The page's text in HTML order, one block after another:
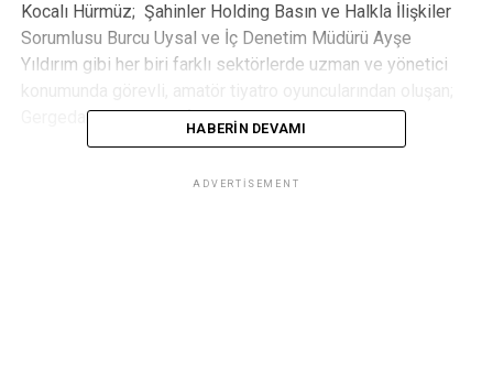
Kocalı Hürmüz; Şahinler Holding Basın ve Halkla İlişkiler
Sorumlusu Burcu Uysal ve İç Denetim Müdürü Ayşe
Yıldırım gibi her biri farklı sektörlerde uzman ve yönetici
Gergedan Tiyatro tarafından sergilendi.
Başkanı Kemal Şahin, aynı zamanda oyunun yönetmenliğini
HABERIN DEVAMI
ADVERTISEMENT